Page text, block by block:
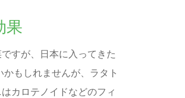
果
すが、日本に入ってきた
もしれませんが、ラタト
カロテノイドなどのフィ